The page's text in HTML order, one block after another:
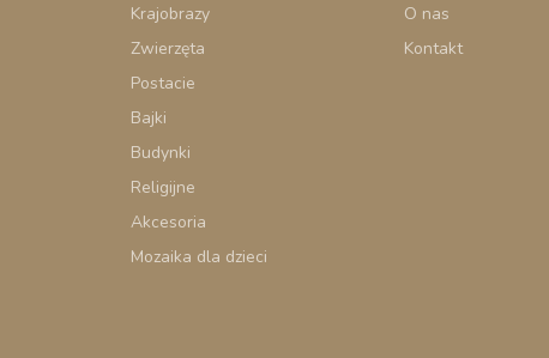
Krajobrazy
Zwierzęta
Postacie
Bajki
Budynki
Religijne
Akcesoria
Mozaika dla dzieci
O nas
Kontakt